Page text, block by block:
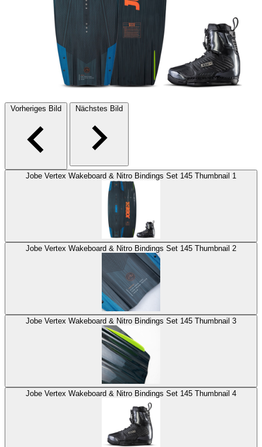
Vorheriges Bild Nächstes Bild
Jobe Vertex Wakeboard & Nitro Bindings Set 145 Thumbnail 1
Jobe Vertex Wakeboard & Nitro Bindings Set 145 Thumbnail 2
Jobe Vertex Wakeboard & Nitro Bindings Set 145 Thumbnail 3
Jobe Vertex Wakeboard & Nitro Bindings Set 145 Thumbnail 4